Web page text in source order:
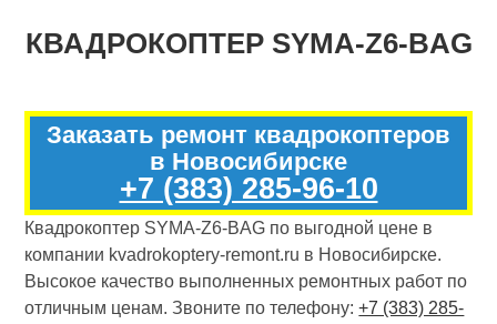
КВАДРОКОПТЕР SYMA-Z6-BAG
Заказать ремонт квадрокоптеров
в Новосибирске
+7 (383) 285-96-10
Квадрокоптер SYMA-Z6-BAG по выгодной цене в
компании kvadrokoptery-remont.ru в Новосибирске.
Высокое качество выполненных ремонтных работ по
отличным ценам. Звоните по телефону:+7 (383) 285-